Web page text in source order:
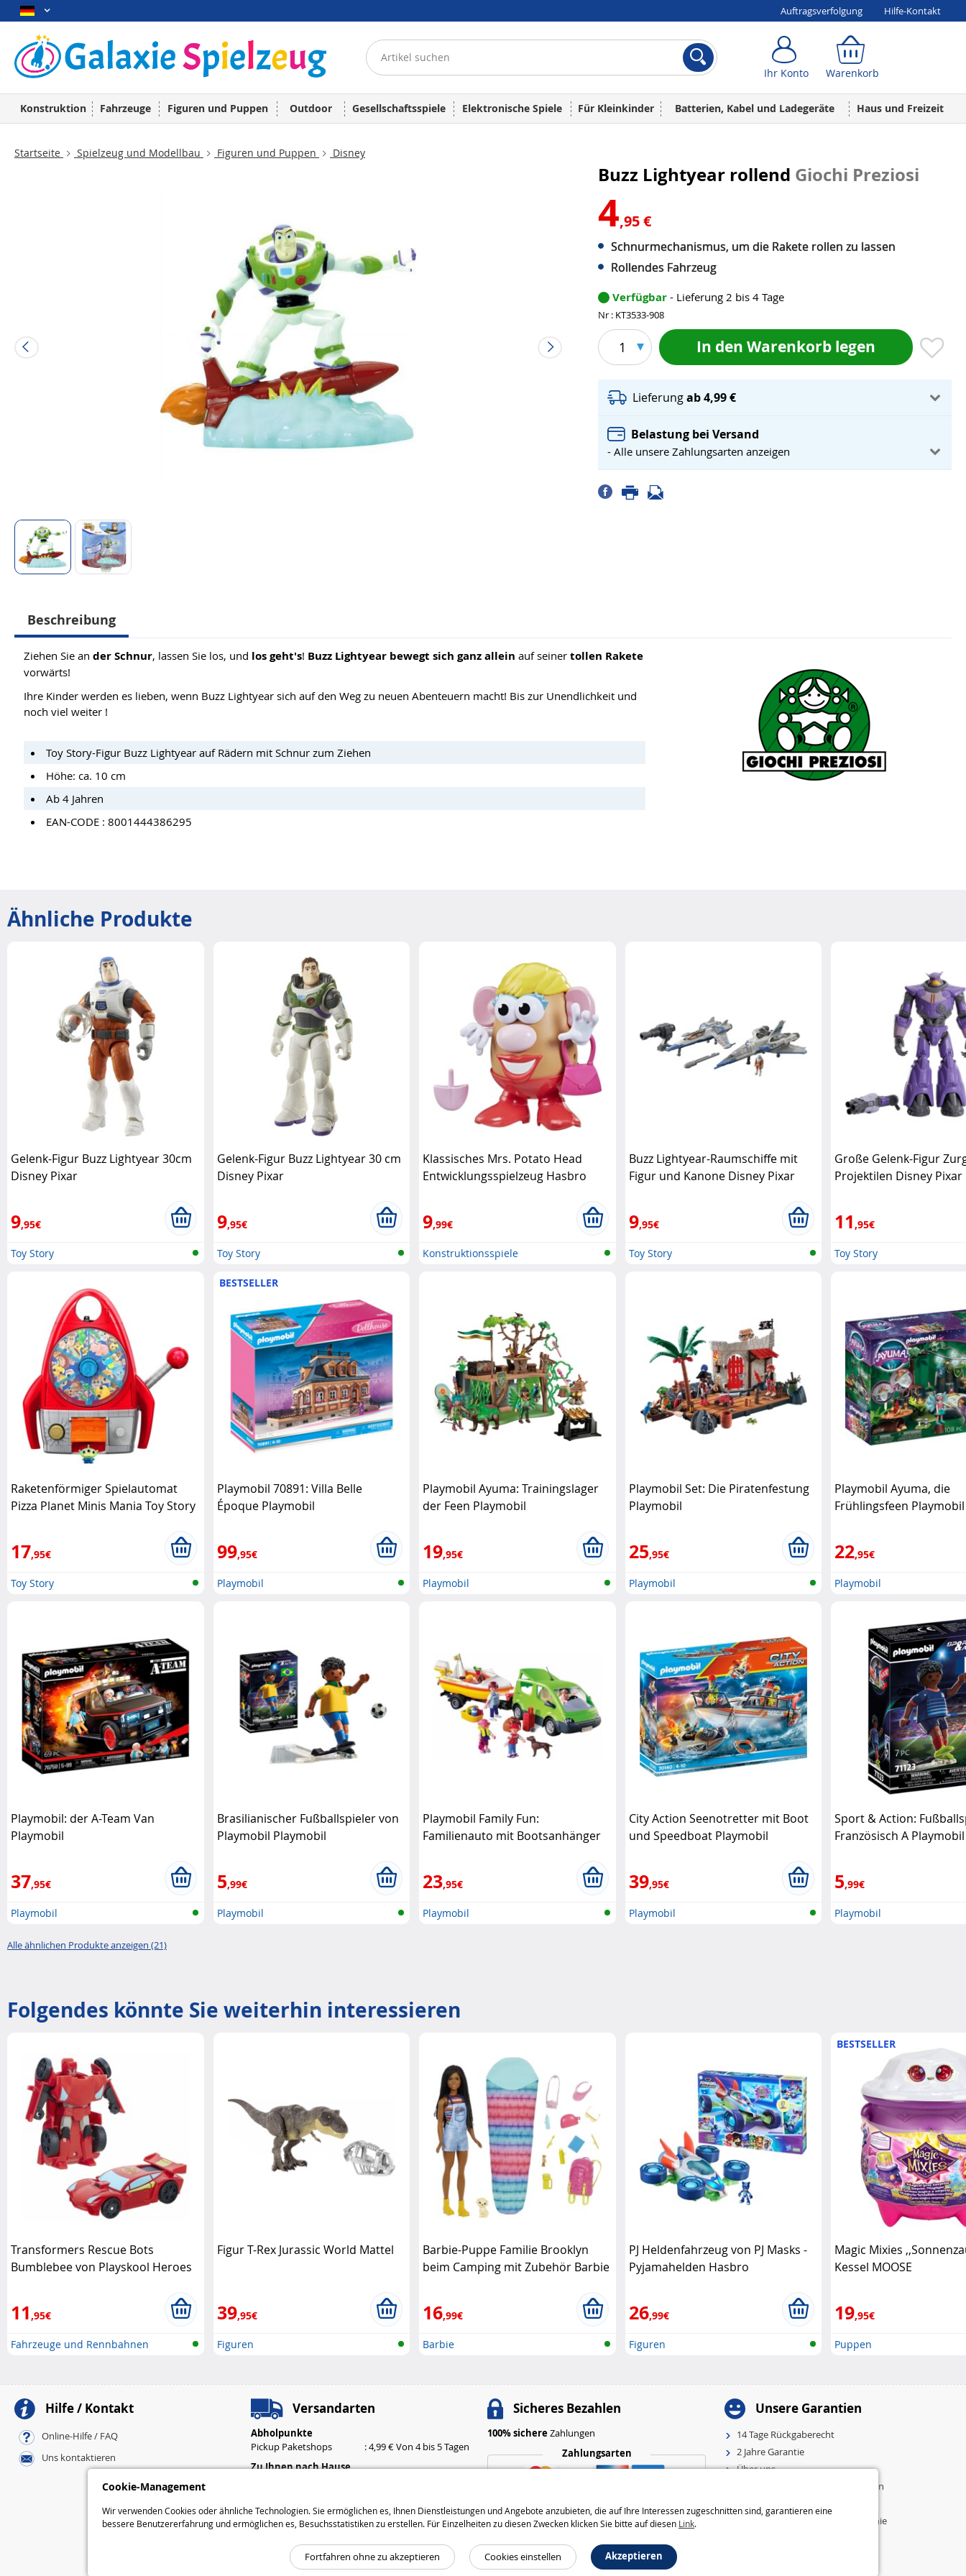
Cookie-Management
Wir verwenden Cookies oder ähnliche Technologien. Sie ermöglichen es, Ihnen Dienstleistungen und Angebote anzubieten, die auf Ihre Interessen zugeschnitten sind, garantieren eine
bessere Benutzererfahrung und ermöglichen es, Besuchsstatistiken zu erstellen. Für Einzelheiten zu diesen Zwecken klicken Sie bitte auf diesen Link.
Akzeptieren
Cookies einstellen
Fortfahren ohne zu akzeptieren
Auftragsverfolgung Hilfe-Kontakt
Ihr Konto Warenkorb
Konstruktion Fahrzeuge Figuren und Puppen Outdoor Gesellschaftsspiele Elektronische Spiele Für Kleinkinder Batterien, Kabel und Ladegeräte Haus und Freizeit
Startseite Spielzeug und Modellbau Figuren und Puppen Disney
Buzz Lightyear rollend Giochi Preziosi
4,95 €
Schnurmechanismus, um die Rakete rollen zu lassen
Rollendes Fahrzeug
Verfügbar - Lieferung 2 bis 4 Tage
Nr : KT3533-908
1 In den Warenkorb legen
Lieferungab 4,99 €
Belastung bei Versand
- Alle unsere Zahlungsarten anzeigen
Beschreibung
Ziehen Sie an der Schnur, lassen Sie los, und los geht's! Buzz Lightyear bewegt sich ganz allein auf seiner tollen Rakete
vorwärts!
Ihre Kinder werden es lieben, wenn Buzz Lightyear sich auf den Weg zu neuen Abenteuern macht! Bis zur Unendlichkeit und
noch viel weiter !
Toy Story-Figur Buzz Lightyear auf Rädern mit Schnur zum Ziehen
Höhe: ca. 10 cm
Ab 4 Jahren
EAN-CODE : 8001444386295
Ähnliche Produkte
Gelenk-Figur Buzz Lightyear 30cm
Disney Pixar
9,95€
Toy Story
Gelenk-Figur Buzz Lightyear 30 cm
Disney Pixar
9,95€
Toy Story
Klassisches Mrs. Potato Head
Entwicklungsspielzeug Hasbro
9,99€
Konstruktionsspiele
Buzz Lightyear-Raumschiffe mit
Figur und Kanone Disney Pixar
9,95€
Toy Story
Große Gelenk-Figur
Projektilen Disney Pixar
11,95€
Toy Story
Raketenförmiger Spielautomat
Pizza Planet Minis Mania Toy Story
17,95€
Toy Story
BESTSELLER
Playmobil 70891: Villa Belle
Époque Playmobil
99,95€
Playmobil
Playmobil Ayuma: Trainingslager
der Feen Playmobil
19,95€
Playmobil
Playmobil Set: Die Piratenfestung
Playmobil
25,95€
Playmobil
Playmobil Ayuma, die
Frühlingsfeen Playmobil
22,95€
Playmobil
Playmobil: der A-Team Van
Playmobil
37,95€
Playmobil
Brasilianischer Fußballspieler von
Playmobil Playmobil
5,99€
Playmobil
Playmobil Family Fun:
Familienauto mit Bootsanhänger
23,95€
Playmobil
City Action Seenotretter mit Boot
und Speedboat Playmobil
39,95€
Playmobil
Sport & Action:
Französisch A Playmobil
5,99€
Playmobil
Alle ähnlichen Produkte anzeigen (21)
Folgendes könnte Sie weiterhin interessieren
Transformers Rescue Bots
Bumblebee von Playskool Heroes
11 ,95€
Fahrzeuge und Rennbahnen
Figur T-Rex Jurassic World Mattel
39,95€
Figuren
Barbie-Puppe Familie Brooklyn
beim Camping mit Zubehör Barbie
16,99€
Barbie
PJ Heldenfahrzeug von PJ Masks -
Pyjamahelden Hasbro
26,99€
Figuren
BESTSELLER
Magic Mixies
Kessel MOOSE
19,95€
Puppen
Hilfe / Kontakt
Online-Hilfe / FAQ
Uns kontaktieren
Versandarten
Abholpunkte
Pickup Paketshops
: 4,99 € Von 4 bis 5 Tagen
Zu Ihnen nach Hause
Versandarten
Sicheres Bezahlen
100% sichereZahlungen
Zahlungsarten
Unsere Garantien
14 Tage Rückgaberecht
2 Jahre Garantie
Über uns
Allgemeine Geschäftsbedingungen
Einstellungen und Cookie-Richtlinie
Ihr Konto Warenkorb